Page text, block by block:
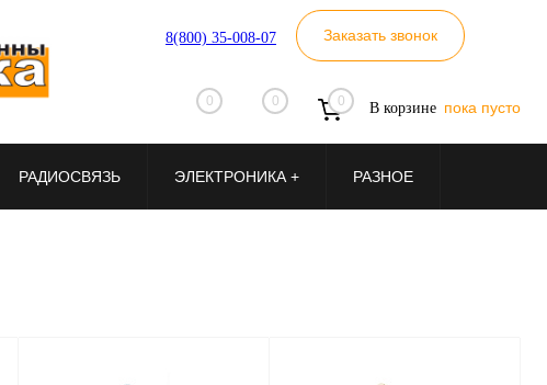
8(800) 35-008-07 Заказать звонок
0 0 0 В корзине пока пусто
РАДИОСВЯЗЬ ЭЛЕКТРОНИКА + РАЗНОЕ